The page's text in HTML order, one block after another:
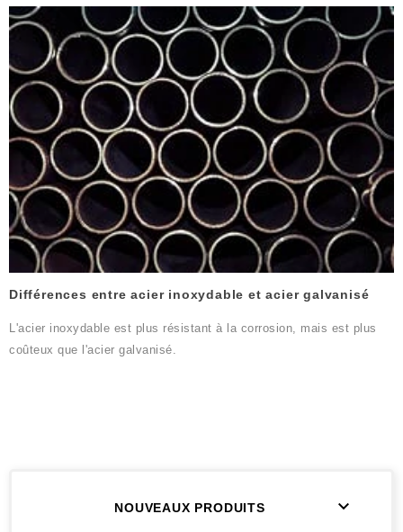
Différences entre acier inoxydable et acier galvanisé
L'acier inoxydable est plus résistant à la corrosion, mais est plus
coûteux que l'acier galvanisé.
NOUVEAUX PRODUITS 